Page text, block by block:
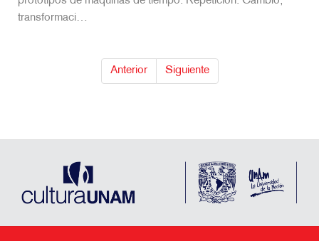
transformaci…
Anterior Siguiente